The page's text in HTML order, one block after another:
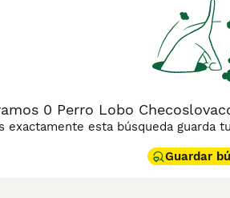
y estímulo mental. Esta raza
a la vida en apartamento. Palabras
"perro lobo checoslovaco comprar"
perfecta para dueños activos y
0 Perro Lobo
exactamente esta búsqueda guarda
Guardar